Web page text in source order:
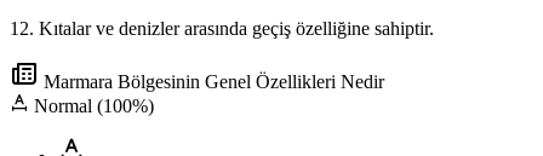
12. Kıtalar ve denizler arasında geçiş özelliğine sahiptir.
Marmara Bölgesinin Genel Özellikleri Nedir
Normal (100%)